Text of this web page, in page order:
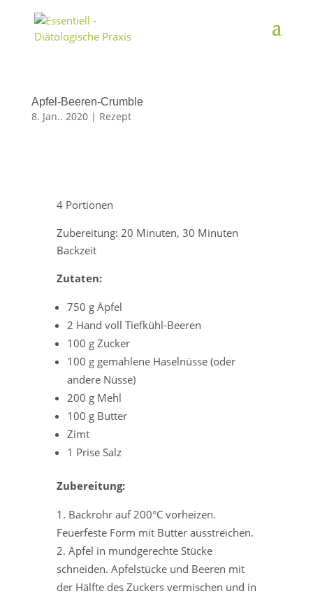
Apfel-Beeren-Crumble
8. Jan.. 2020| Rezept
4 Portionen
Zubereitung: 20 Minuten, 30 Minuten
Backzeit
Zutaten:
750 g Äpfel
2 Hand voll Tiefkühl-Beeren
100 g Zucker
100 g gemahlene Haselnüsse (oder
andere Nüsse)
200 g Mehl
100 g Butter
Zimt
1 Prise Salz
Zubereitung:
Backrohr auf 200°C vorheizen.
Feuerfeste Form mit Butter ausstreichen.
Äpfel in mundgerechte Stücke
schneiden. Apfelstücke und Beeren mit
der Hälfte des Zuckers vermischen und in